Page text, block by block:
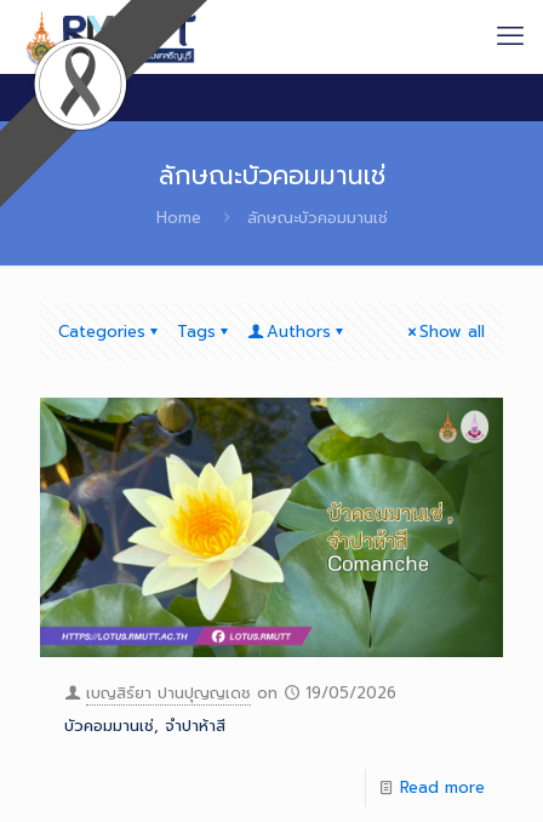
ลักษณะบัวคอมมานเช่
Home ลักษณะบัวคอมมานเช่
Categories Tags Authors Show all
เบญสิร์ยา ปานปุญญเดช on
19/05/2026
บัวคอมมานเช่, จำปาห้าสี
Read more